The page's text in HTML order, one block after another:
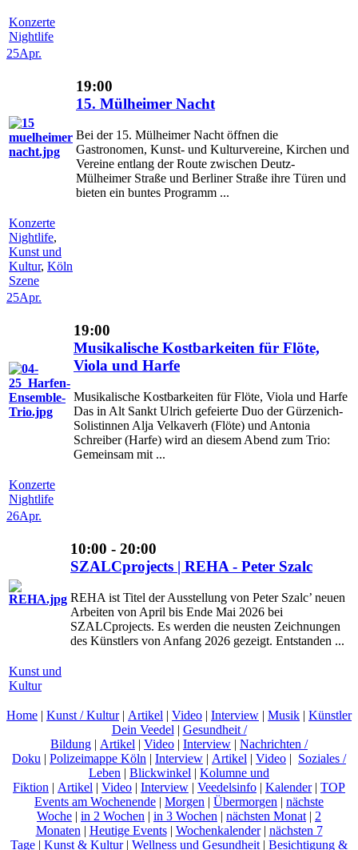
Konzerte
Nightlife
25Apr.
19:00
15. Mülheimer Nacht
Bei der 15. Mülheimer Nacht öffnen die
Gastronomen, Kunst- und Kulturvereine, Kirchen und
Vereine entlang der Route zwischen Deutz-
Mülheimer Straße und Berliner Straße ihre Türen und
bieten ein buntes Programm ...
Konzerte
Nightlife,
Kunst und
Kultur, Köln
Szene
25Apr.
19:00
Musikalische Kostbarkeiten für Flöte,
Viola und Harfe
Musikalische Kostbarkeiten für Flöte, Viola und Harfe
Das in Alt Sankt Ulrich gefeierte Duo der Gürzenich-
Solistinnen Alja Velkaverh (Flöte) und Antonia
Schreiber (Harfe) wird an diesem Abend zum Trio:
Gemeinsam mit ...
Konzerte
Nightlife
26Apr.
10:00 - 20:00
SZALCprojects | REHA - Peter Szalc
REHA ist Titel der Ausstellung von Peter Szalc’ neuen
Arbeiten von April bis Ende Mai 2026 bei
SZALCprojects. Es werden die neusten Zeichnungen
des Künstlers von Anfang 2026 gezeigt. Entstanden ...
Kunst und
Kultur
Home | Kunst / Kultur| Artikel | Video | Interview | Musik | Künstler
Dein Veedel | Gesundheit /
Bildung | Artikel | Video | Interview | Nachrichten /
Doku | Polizeimappe Köln | Interview | Artikel | Video | Soziales /
Leben | Blickwinkel | Kolumne und
Fiktion | Artikel | Video | Interview | Veedelsinfo | Kalender| TOP
Events am Wochenende | Morgen | Übermorgen | nächste
Woche | in 2 Wochen | in 3 Wochen | nächsten Monat | 2
Monaten | Heutige Events| Wochenkalender| nächsten 7
Tage | Kunst & Kultur| Wellness und Gesundheit | Besichtigung &